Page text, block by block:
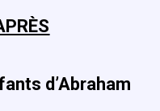
d’Abraham